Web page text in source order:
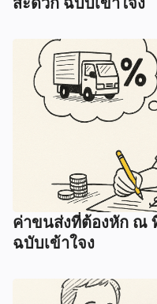
ค่าขนส่งที่ต้องหัก ณ
ฉบับเข้าใจง